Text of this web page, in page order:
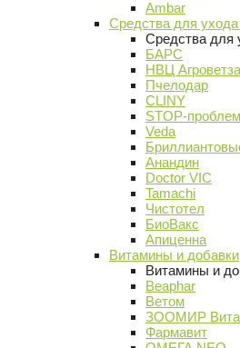
Ambar
Средства для ухода
Средства для
БАРС
НВЦ
Пчелодар
CLINY
STOP-
Veda
Анандин
Doctor VIC
Tamachi
Чистотел
БиоВакс
Апиценна
Витамины и добавки
Витамины и
Beaphar
Ветом
ЗООМИР
Фармавит